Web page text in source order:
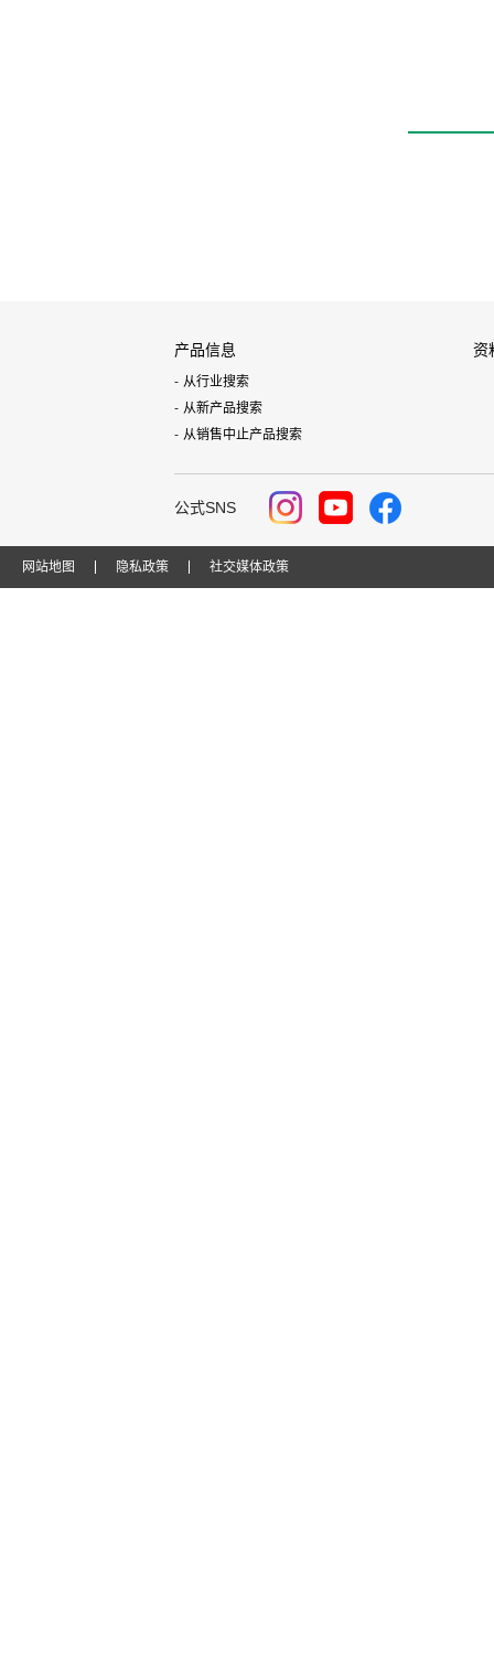
产品信息
从行业搜索
从新产品搜索
从销售中止产品搜索
资
公式SNS
网站地图 隐私政策 社交媒体政策